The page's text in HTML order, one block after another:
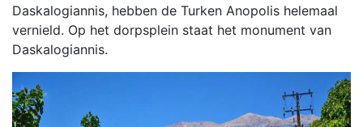
Daskalogiannis, hebben de Turken Anopolis helemaal
vernield. Op het dorpsplein staat het monument van
Daskalogiannis.